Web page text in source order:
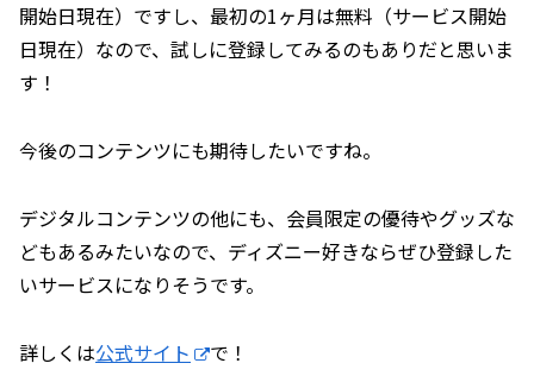
開始日現在）ですし、最初の1ヶ月は無料（サービス開始
日現在）なので、試しに登録してみるのもありだと思いま
す！
今後のコンテンツにも期待したいですね。
デジタルコンテンツの他にも、会員限定の優待やグッズな
どもあるみたいなので、ディズニー好きならぜひ登録した
いサービスになりそうです。
詳しくは公式サイト で！